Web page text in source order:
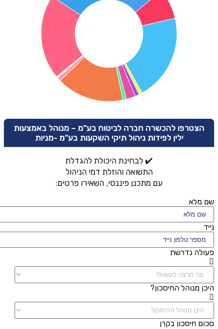
הצטרפו להכשרה חברה לביטוח בע"מ – מנוהל באמצעות
ילין לפידות ניהול תיקי השקעות בע"מ -מניות
✔️ לבחינת היכולת להגדלת
התשואה והוזלת דמי הניהול
עם מתכנן פיננסי, השאירו פרטים:
שם מלא
נייד
פעולה נדרשת
היכן מנוהל החיסכון?
סכום חיסכון בקרן